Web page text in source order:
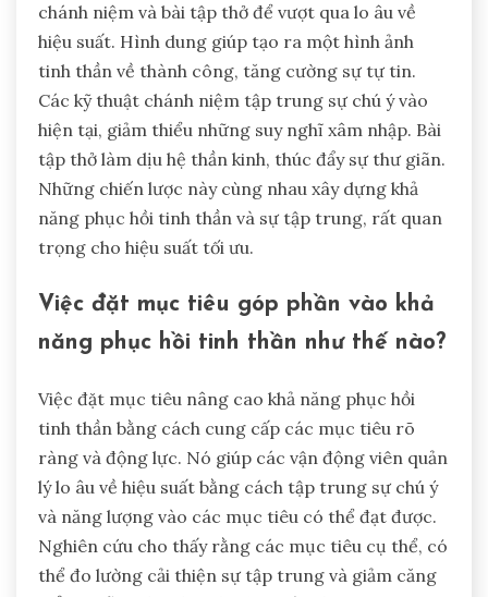
chánh niệm và bài tập thở để vượt qua lo âu về
hiệu suất. Hình dung giúp tạo ra một hình ảnh
tinh thần về thành công, tăng cường sự tự tin.
Các kỹ thuật chánh niệm tập trung sự chú ý vào
hiện tại, giảm thiểu những suy nghĩ xâm nhập. Bài
tập thở làm dịu hệ thần kinh, thúc đẩy sự thư giãn.
Những chiến lược này cùng nhau xây dựng khả
năng phục hồi tinh thần và sự tập trung, rất quan
trọng cho hiệu suất tối ưu.
Việc đặt mục tiêu góp phần vào khả
năng phục hồi tinh thần như thế nào?
Việc đặt mục tiêu nâng cao khả năng phục hồi
tinh thần bằng cách cung cấp các mục tiêu rõ
ràng và động lực. Nó giúp các vận động viên quản
lý lo âu về hiệu suất bằng cách tập trung sự chú ý
và năng lượng vào các mục tiêu có thể đạt được.
Nghiên cứu cho thấy rằng các mục tiêu cụ thể, có
thể đo lường cải thiện sự tập trung và giảm căng